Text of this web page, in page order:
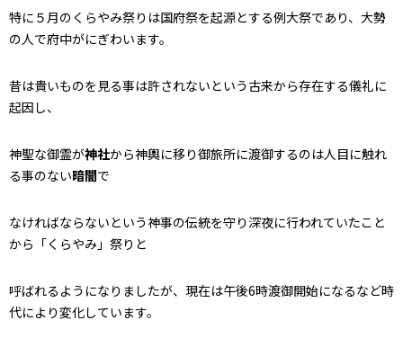
特に５月のくらやみ祭りは国府祭を起源とする例大祭であり、大勢
の人で府中がにぎわいます。
昔は貴いものを見る事は許されないという古来から存在する儀礼に
起因し、
神聖な御霊が神社から神輿に移り御旅所に渡御するのは人目に触れ
る事のない暗闇で
なければならないという神事の伝統を守り深夜に行われていたこと
から「くらやみ」祭りと
呼ばれるようになりましたが、現在は午後6時渡御開始になるなど時
代により変化しています。